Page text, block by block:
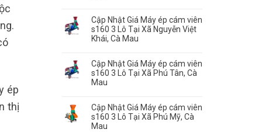
ép
thị
Cập Nhật Giá Máy ép cám viên
s160 3 Lô Tại Xã Nguyễn Việt
Khái, Cà Mau
Cập Nhật Giá Máy ép cám viên
s160 3 Lô Tại Xã Phú Tân, Cà
Mau
Cập Nhật Giá Máy ép cám viên
s160 3 Lô Tại Xã Phú Mỹ, Cà
Mau